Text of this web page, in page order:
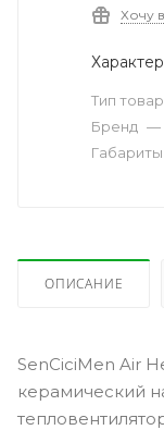
Хочу
Тип
Бренд —
Габариты
ОПИСАНИЕ
SenCiciMen Air
керамический